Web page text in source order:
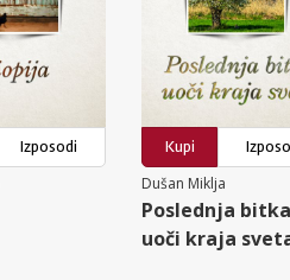
Izposodi
Kupi
Dušan Miklja
Poslednja bitka
uoči kraja